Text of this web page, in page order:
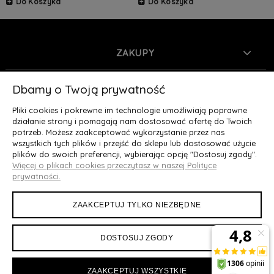
ZAKUPY
INFORMACJE
MOJE KONTO
O NAS
Deluxury.pl|| Struga 7, 90-420 Łódź, woj. łódzkie || NIP:
5252902064 || tel.: 666 666 950, e-mail: kontakt@deluxury.pl
Dbamy o Twoją prywatność
Pliki cookies i pokrewne im technologie umożliwiają poprawne
działanie strony i pomagają nam dostosować ofertę do Twoich
potrzeb. Możesz zaakceptować wykorzystanie przez nas
wszystkich tych plików i przejść do sklepu lub dostosować użycie
plików do swoich preferencji, wybierając opcję "Dostosuj zgody".
Więcej o plikach cookies przeczytasz w naszej Polityce
prywatności.
ZAAKCEPTUJ TYLKO NIEZBĘDNE
DOSTOSUJ ZGODY
ZAAKCEPTUJ WSZYSTKIE